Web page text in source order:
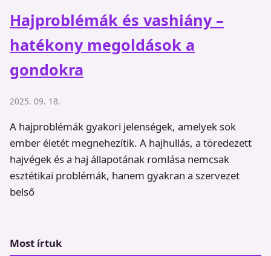
Hajproblémák és vashiány –
hatékony megoldások a
gondokra
2025. 09. 18.
A hajproblémák gyakori jelenségek, amelyek sok
ember életét megnehezítik. A hajhullás, a töredezett
hajvégek és a haj állapotának romlása nemcsak
esztétikai problémák, hanem gyakran a szervezet
belső
Most írtuk